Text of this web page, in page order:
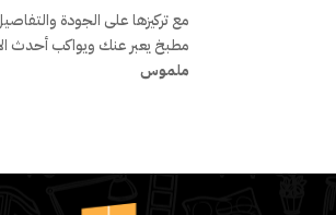
مع تركيزها على الجودة
مطبخ يعبر عنك ويواكب أحدث
ملموس